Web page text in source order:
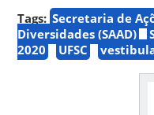
Tags: Secretaria de
Diversidades (SAAD)
2020
UFSC